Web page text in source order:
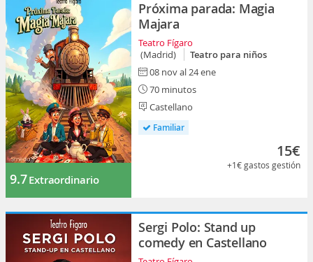
9.7Extraordinario
Próxima parada: Magia
Majara
Teatro Fígaro
(Madrid)
Teatro para niños
08 nov al 24 ene
70 minutos
Castellano
Familiar
15€
+1€gastos gestión
Sergi Polo: Stand up
comedy en Castellano